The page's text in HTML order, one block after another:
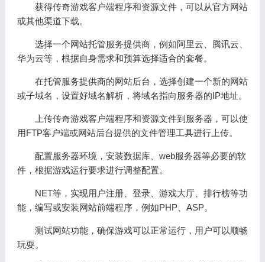
获得传奇游戏客户端程序和资源文件，可以从官方网站
或其他渠道下载。
选择一个网站托管服务提供商，例如阿里云、腾讯云、
华为云等，根据自身需求和预算选择适合的套餐。
在托管服务提供商的网站后台，选择创建一个新的网站
或子域名，设置好域名解析，将域名指向服务器的IP地址。
上传传奇游戏客户端程序和资源文件到服务器，可以使
用FTP客户端或网站后台提供的文件管理工具进行上传。
配置服务器环境，安装数据库、web服务器等必要的软
件，根据游戏运行要求进行调整配置。
NET等，实现用户注册、登录、游戏大厅、排行榜等功
能，编写或安装网站前端程序，例如PHP、ASP。
测试网站功能，确保游戏可以正常运行，用户可以顺畅
玩耍。